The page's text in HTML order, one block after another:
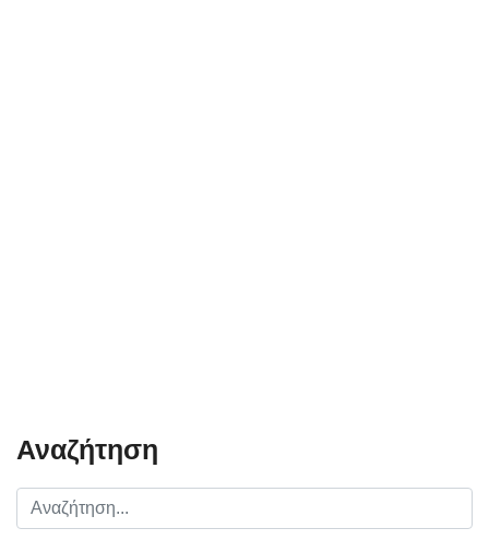
Αναζήτηση